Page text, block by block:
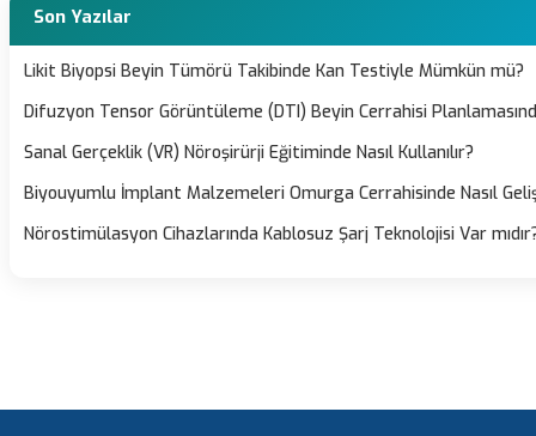
Son Yazılar
Likit Biyopsi Beyin Tümörü Takibinde Kan Testiyle Mümkün mü?
Difuzyon Tensor Görüntüleme (DTI) Beyin Cerrahisi
Sanal Gerçeklik (VR) Nöroşirürji Eğitiminde Nasıl Kullanılır?
Biyouyumlu İmplant Malzemeleri Omurga Cerrahisinde Nasıl
Nörostimülasyon Cihazlarında Kablosuz Şarj Teknolojisi Var